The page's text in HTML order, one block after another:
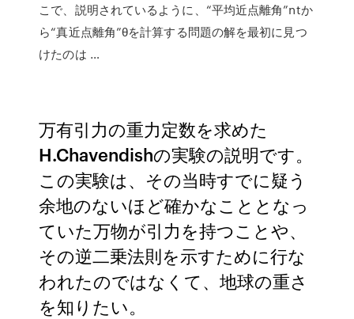
こで、説明されているように、“平均近点離角”ntか
ら“真近点離角”θを計算する問題の解を最初に見つ
けたのは …
万有引力の重力定数を求めた
H.Chavendishの実験の説明です。
この実験は、その当時すでに疑う
余地のないほど確かなこととなっ
ていた万物が引力を持つことや、
その逆二乗法則を示すために行な
われたのではなくて、地球の重さ
を知りたい。